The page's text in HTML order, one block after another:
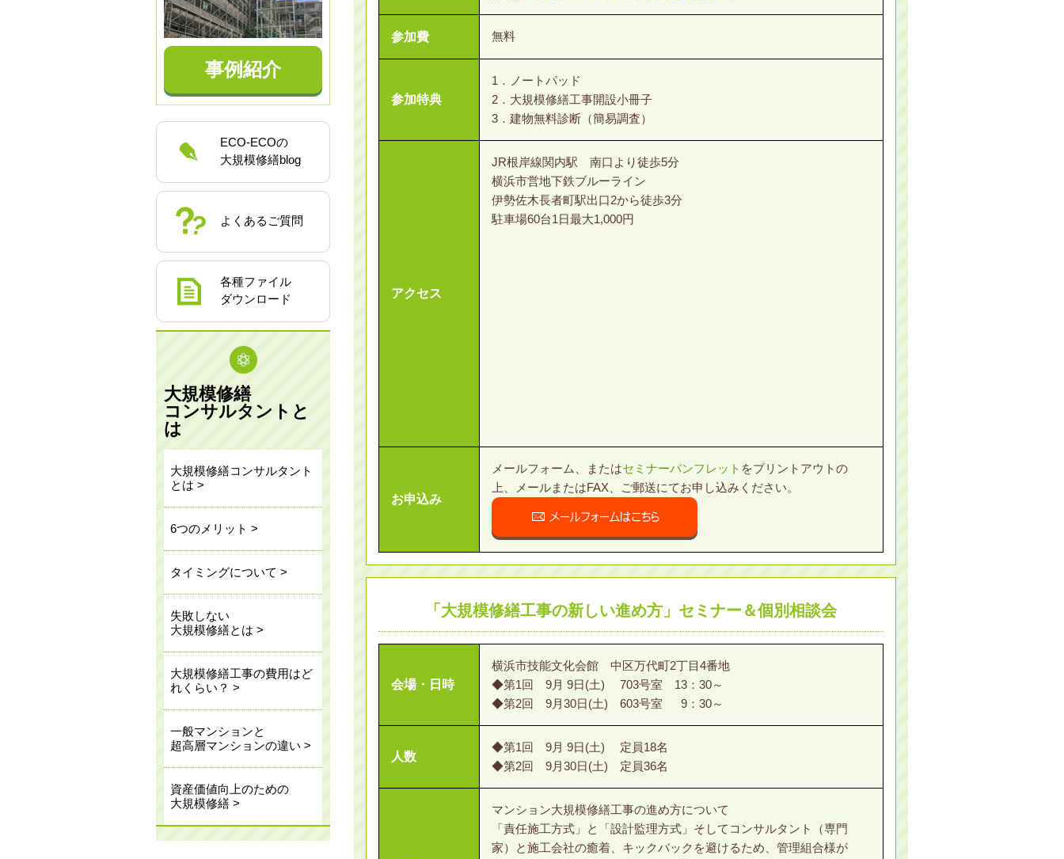
参加費 無料
参加特典
1．ノートパッド
2．大規模修繕工事開設小冊子
3．建物無料診断（簡易調査）
アクセス
JR根岸線関内駅 南口より徒歩5分
横浜市営地下鉄ブルーライン
伊勢佐木長者町駅出口2から徒歩3分
駐車場60台1日最大1,000円
お申込み
メールフォーム、またはセミナーパンフレット をプリントアウトの
上、メールまたはFAX、ご郵送にてお申し込みください。
「大規模修繕工事の新しい進め方」セミナー＆個別相談会
会場・日時
横浜市技能文化会館 中区万代町2丁目4番地
◆第1回 9月 9日(土) 703号室 13：30～
◆第2回 9月30日(土) 603号室 9：30～
人数
◆第1回 9月 9日(土) 定員18名
◆第2回 9月30日(土) 定員36名
マンション大規模修繕工事の進め方について
「責任施工方式」と「設計監理方式」そしてコンサルタント（専門
家）と施工会社の癒着、キックバックを避けるため、管理組合様が
事例紹介
ECO-ECOの
大規模修繕blog
よくあるご質問
各種ファイル
ダウンロード
大規模修繕
コンサルタントと
は
大規模修繕コンサルタント
とは >
6つのメリット >
タイミングについて >
失敗しない
大規模修繕とは >
大規模修繕工事の費用はど
れくらい？ >
一般マンションと
超高層マンションの違い >
資産価値向上のための
大規模修繕 >